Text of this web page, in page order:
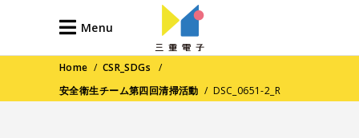
Menu
Home / CSR_SDGs
/
安全衛生チーム第四回清掃活動 / DSC_0651-2_R